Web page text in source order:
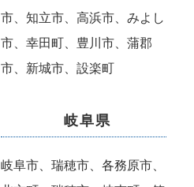
市、知立市、高浜市、みよし
市、幸田町、豊川市、蒲郡
市、新城市、設楽町
岐阜県
岐阜市、瑞穂市、各務原市、